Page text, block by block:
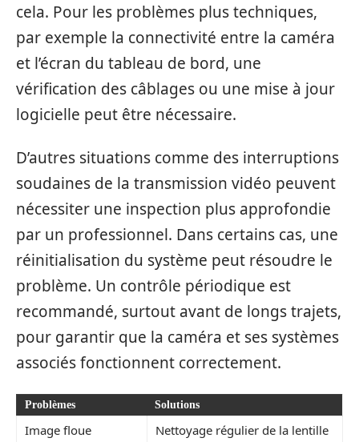
cela. Pour les problèmes plus techniques,
par exemple la connectivité entre la caméra
et l’écran du tableau de bord, une
vérification des câblages ou une mise à jour
logicielle peut être nécessaire.
D’autres situations comme des interruptions
soudaines de la transmission vidéo peuvent
nécessiter une inspection plus approfondie
par un professionnel. Dans certains cas, une
réinitialisation du système peut résoudre le
problème. Un contrôle périodique est
recommandé, surtout avant de longs trajets,
pour garantir que la caméra et ses systèmes
associés fonctionnent correctement.
Problèmes Solutions
Image floue Nettoyage régulier de la lentille